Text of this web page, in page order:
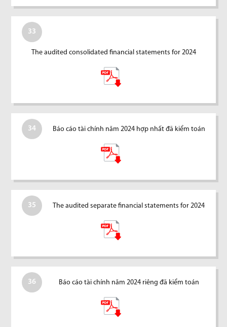
33
The audited consolidated financial statements for 2024
34 Báo cáo tài chính năm 2024 hợp nhất đã kiểm toán
35 The audited separate financial statements for 2024
36 Báo cáo tài chính năm 2024 riêng đã kiểm toán